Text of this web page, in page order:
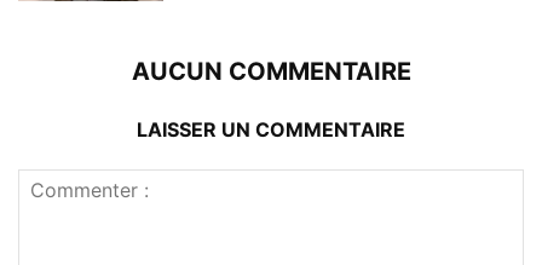
AUCUN COMMENTAIRE
LAISSER UN COMMENTAIRE